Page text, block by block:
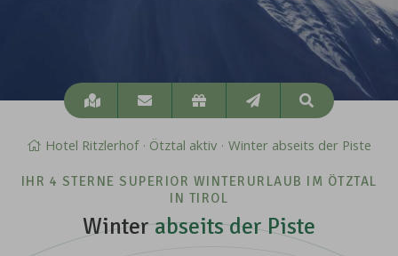
Lage
info@ritzlerhof.at
GutscheineNewsletterSuchen
Suchen
Hotel Ritzlerhof Ötztal aktiv Winter abseits der Piste
IHR 4 STERNE SUPERIOR WINTERURLAUB IM ÖTZTAL
IN TIROL
Winterabseits der Piste